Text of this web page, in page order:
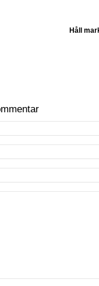
Håll